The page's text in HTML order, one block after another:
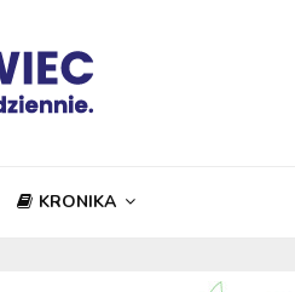
KRONIKA